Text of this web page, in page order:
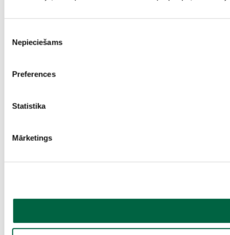
izvēle
Nepieciešams
Preferences
Statistika
Mārketings